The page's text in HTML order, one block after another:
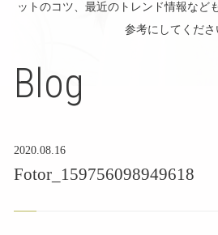
ットのコツ、最近のトレンド情報など
参考にしてくださ
Blog
2020.08.16
Fotor_159756098949618